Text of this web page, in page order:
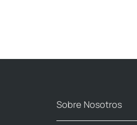
Sobre Nosotros